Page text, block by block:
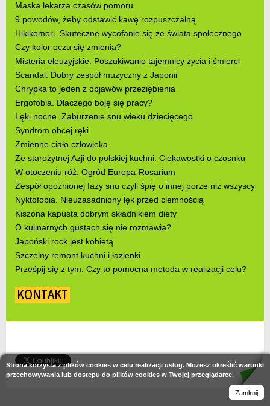
Maska lekarza czasów pomoru
9 powodów, żeby odstawić kawę rozpuszczalną
Hikikomori. Skuteczne wycofanie się ze świata społecznego
Czy kolor oczu się zmienia?
Misteria eleuzyjskie. Poszukiwanie tajemnicy życia i śmierci
Scandal. Dobry zespół muzyczny z Japonii
Chrypka to jeden z objawów przeziębienia
Ergofobia. Dlaczego boję się pracy?
Lęki nocne. Zaburzenie snu wieku dziecięcego
Syndrom obcej ręki
Zmienne ciało człowieka
Ze starożytnej Azji do polskiej kuchni. Ciekawostki o czosnku
W otoczeniu róż. Ogród Europa-Rosarium
Zespół opóźnionej fazy snu czyli śpię o innej porze niż wszyscy
Nyktofobia. Nieuzasadniony lęk przed ciemnością
Kiszona kapusta dobrym składnikiem diety
O kulinarnych gustach się nie rozmawia?
Japoński rock jest kobietą
Szczelny remont kuchni i łazienki
Prześpij się z tym. Czy to pomocna metoda w realizacji celu?
KONTAKT
Strona korzysta z plików cookies w celu realizacji usług. Możesz określić warunki
przechowywania lub dostępu do plików cookies w Twojej przeglądarce.
Zamknij